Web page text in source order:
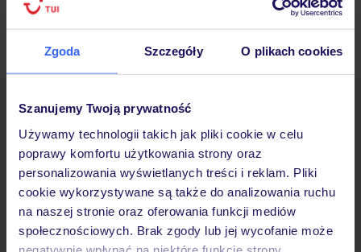
Zgoda Szczegóły O plikach cookies
Szanujemy Twoją prywatność
Używamy technologii takich jak pliki cookie w celu
poprawy komfortu użytkowania strony oraz
personalizowania wyświetlanych treści i reklam. Pliki
cookie wykorzystywane są także do analizowania ruchu
na naszej stronie oraz oferowania funkcji mediów
społecznościowych. Brak zgody lub jej wycofanie może
Wyżywienie
Ważne informacje
Często zadawane pytania